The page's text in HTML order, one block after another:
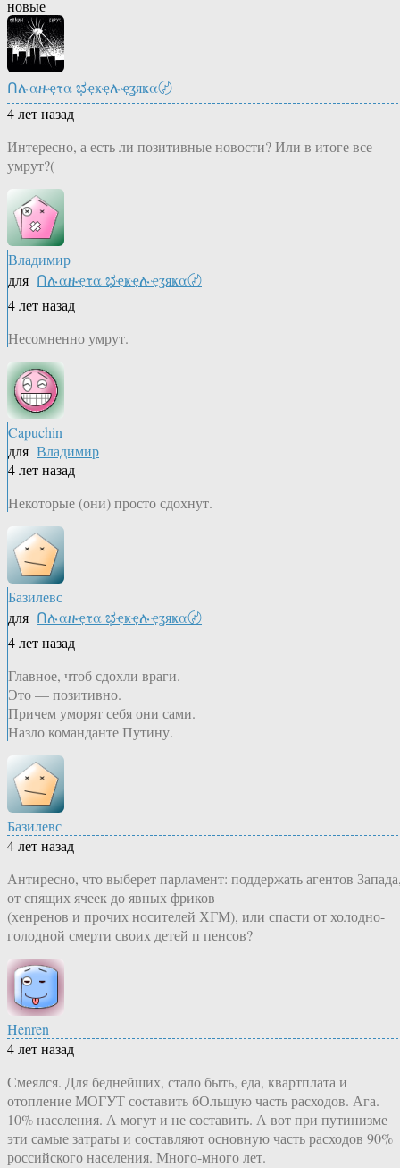
новые
Ոሉαዙҿτα ಭҿҝҿሉҿʓяҝα〄
4 лет назад
Интересно, а есть ли позитивные новости? Или в итоге все
умрут?(
Владимир
для Ոሉαዙҿτα ಭҿҝҿሉҿʓяҝα〄
4 лет назад
Несомненно умрут.
Capuchin
для Владимир
4 лет назад
Некоторые (они) просто сдохнут.
Базилевс
для Ոሉαዙҿτα ಭҿҝҿሉҿʓяҝα〄
4 лет назад
Главное, чтоб сдохли враги.
Это — позитивно.
Причем уморят себя они сами.
Назло команданте Путину.
Базилевс
4 лет назад
Антиресно, что выберет парламент: поддержать агентов
от спящих ячеек до явных фриков
(хенренов и прочих носителей ХГМ), или спасти от холодно-
голодной смерти своих детей п пенсов?
Henren
4 лет назад
Смеялся. Для беднейших, стало быть, еда, квартплата и
отопление МОГУТ составить бОльшую часть расходов. Ага.
10% населения. А могут и не составить. А вот при путинизме
эти самые затраты и составляют основную часть расходов 90%
российского населения. Много-много лет.